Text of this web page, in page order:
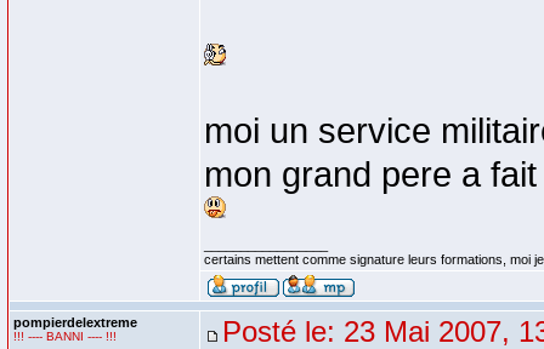
moi un service
mon grand pere a
certains mettent comme signature leurs formations, moi
pompierdelextreme
!!! ---- BANNI ---- !!! Posté le: 23 Mai 2007,